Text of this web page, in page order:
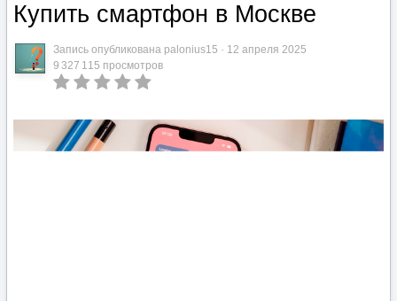
Купить смартфон в Москве
Запись опубликована palonius15 · 12 апреля 2025
9 327 115 просмотров